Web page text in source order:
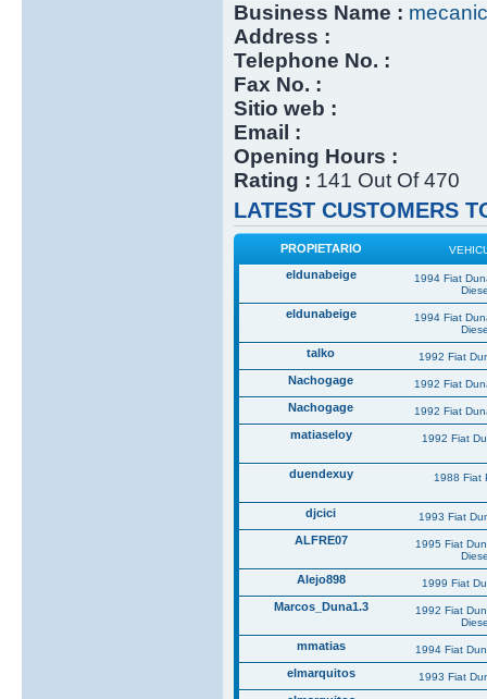
Business Name :
Address :
Telephone No. :
Fax No. :
Sitio web :
Email :
Opening Hours :
Rating : 141 Out Of 470
LATEST CUSTOMERS
PROPIETARIO
eldunabeige
1994 Fiat
eldunabeige
1994 Fiat
talko 1992 Fiat
Nachogage 1992 Fiat
Nachogage 1992 Fiat
matiaseloy 1992 Fiat
duendexuy 1988 Fiat
djcici 1993 Fiat
ALFRE07
1995 Fiat
Alejo898 1999 Fiat
Marcos_Duna1.3
1992 Fiat
mmatias 1994 Fiat
elmarquitos 1993 Fiat